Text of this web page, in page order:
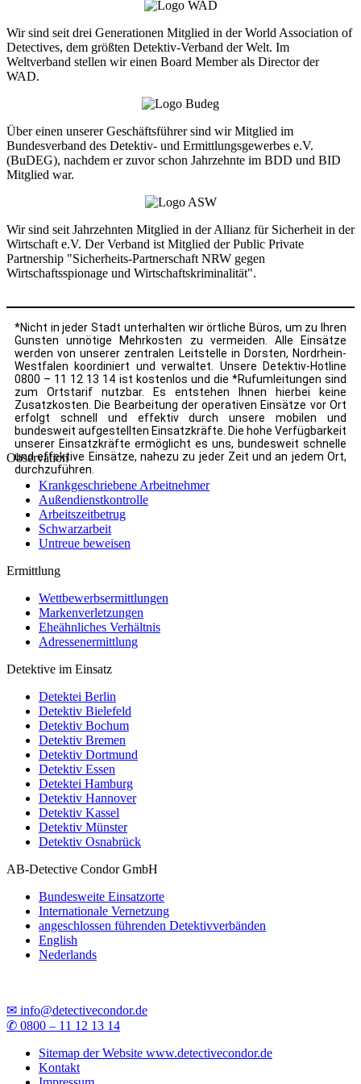
Wir sind seit drei Generationen Mitglied in der World Association of
Detectives, dem größten Detektiv-Verband der Welt. Im
Weltverband stellen wir einen Board Member als Director der
WAD.
Über einen unserer Geschäftsführer sind wir Mitglied im
Bundesverband des Detektiv- und Ermittlungsgewerbes e.V.
(BuDEG), nachdem er zuvor schon Jahrzehnte im BDD und BID
Mitglied war.
Wir sind seit Jahrzehnten Mitglied in der Allianz für Sicherheit in der
Wirtschaft e.V. Der Verband ist Mitglied der Public Private
Partnership "Sicherheits-Partnerschaft NRW gegen
Wirtschaftsspionage und Wirtschaftskriminalität".
*Nicht in jeder Stadt unterhalten wir örtliche Büros, um zu Ihren
Gunsten unnötige Mehrkosten zu vermeiden. Alle Einsätze
werden von unserer zentralen Leitstelle in Dorsten, Nordrhein-
Westfalen koordiniert und verwaltet. Unsere Detektiv-Hotline
0800 – 11 12 13 14 ist kostenlos und die *Rufumleitungen sind
zum Ortstarif nutzbar. Es entstehen Ihnen hierbei keine
Zusatzkosten. Die Bearbeitung der operativen Einsätze vor Ort
erfolgt schnell und effektiv durch unsere mobilen und
bundesweit aufgestellten Einsatzkräfte. Die hohe Verfügbarkeit
unserer Einsatzkräfte ermöglicht es uns, bundesweit schnelle
und effektive Einsätze, nahezu zu jeder Zeit und an jedem Ort,
durchzuführen.
Observation
Krankgeschriebene Arbeitnehmer
Außendienstkontrolle
Arbeitszeitbetrug
Schwarzarbeit
Untreue beweisen
Ermittlung
Wettbewerbsermittlungen
Markenverletzungen
Eheähnliches Verhältnis
Adressenermittlung
Detektive im Einsatz
Detektei Berlin
Detektiv Bielefeld
Detektiv Bochum
Detektiv Bremen
Detektiv Dortmund
Detektiv Essen
Detektei Hamburg
Detektiv Hannover
Detektiv Kassel
Detektiv Münster
Detektiv Osnabrück
AB-Detective Condor GmbH
Bundesweite Einsatzorte
Internationale Vernetzung
angeschlossen führenden Detektivverbänden
English
Nederlands
✉ info@detectivecondor.de
✆ 0800 – 11 12 13 14
Sitemap der Website www.detectivecondor.de
Kontakt